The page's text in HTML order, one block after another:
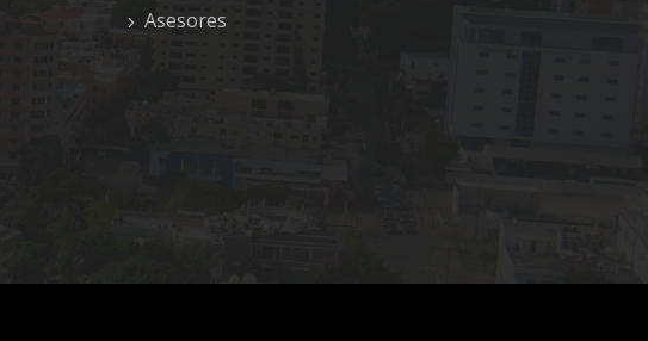
Asesores